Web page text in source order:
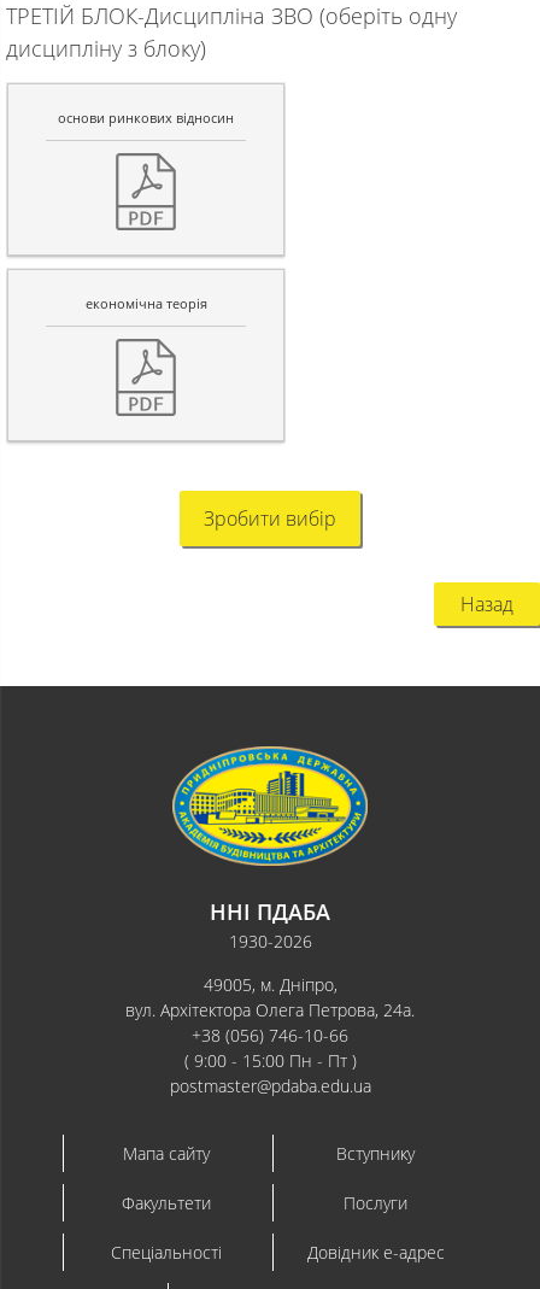
ТРЕТІЙ БЛОК-Дисципліна ЗВО (оберіть одну
дисципліну з блоку)
основи ринкових відносин
економічна теорія
Зробити вибір
Назад
ННІ ПДАБА
1930-2026
49005, м. Дніпро,
вул. Архітектора Олега Петрова, 24а.
+38 (056) 746-10-66
( 9:00 - 15:00 Пн - Пт )
postmaster@pdaba.edu.ua
Мапа сайту Вступнику
Факультети Послуги
Спеціальності Довідник e-адрес